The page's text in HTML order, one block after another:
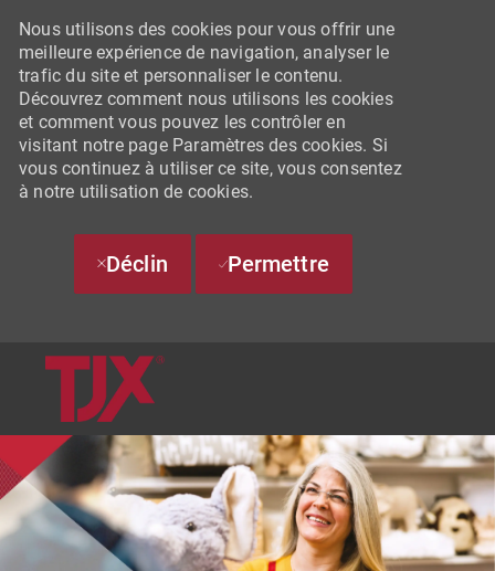
SKIP TO MAIN CONTENT
Nous utilisons des cookies pour vous offrir une
meilleure expérience de navigation, analyser le
trafic du site et personnaliser le contenu.
Découvrez comment nous utilisons les cookies
et comment vous pouvez les contrôler en
visitant notre page Paramètres des cookies. Si
vous continuez à utiliser ce site, vous consentez
à notre utilisation de cookies.
Déclin Permettre